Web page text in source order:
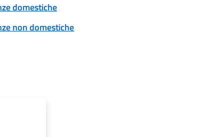
domestiche
non domestiche